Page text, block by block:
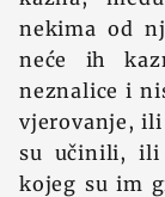
nekima od
neće ih
neznalice i
vjerovanje,
su učinili, ili
kojeg su im